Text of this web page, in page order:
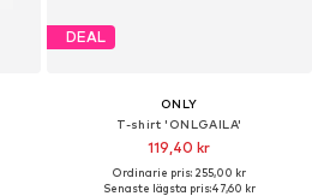
DEAL
ONLY
T-shirt 'ONLGAILA'
119,40 kr
Ordinarie pris: 255,00 kr
Senaste lägsta pris:47,60 kr